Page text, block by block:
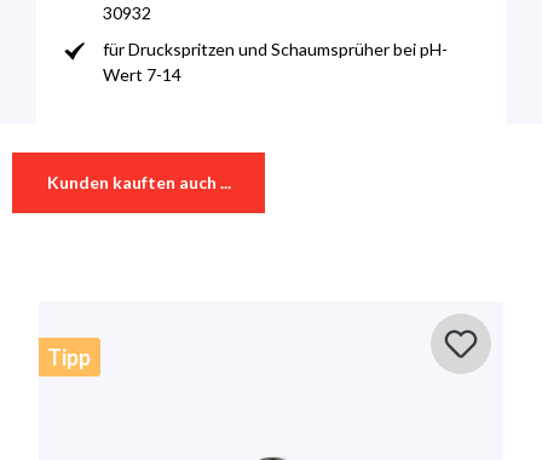
30932
für Druckspritzen und Schaumsprüher bei pH-
Wert 7-14
Kunden kauften auch ...
Tipp